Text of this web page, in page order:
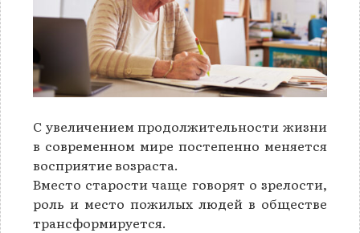
С увеличением продолжительности жизни
в современном мире постепенно меняется
восприятие возраста.
Вместо старости чаще говорят о зрелости,
роль и место пожилых людей в обществе
трансформируется.